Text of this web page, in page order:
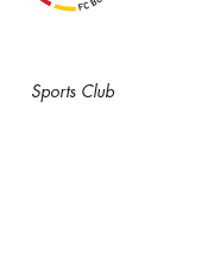
Sports Club